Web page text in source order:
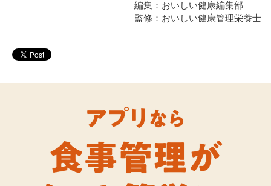
編集：おいしい健康編集部
監修：おいしい健康管理栄養士